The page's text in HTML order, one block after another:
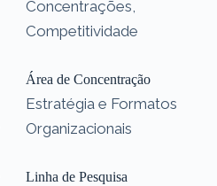
Concentrações,
Competitividade
Área de Concentração
Estratégia e Formatos
Organizacionais
Linha de Pesquisa